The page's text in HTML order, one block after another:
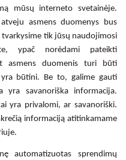
mūsų interneto svetainėje.
asmens duomenys bus
tvarkysime tik jūsų naudojimosi
ypač norėdami pateikti
asmens duomenis turi būti
būtini. Be to, galime gauti
yra savanoriška informacija.
yra privalomi, ar savanoriški.
informaciją atitinkamame
automatizuotas sprendimų